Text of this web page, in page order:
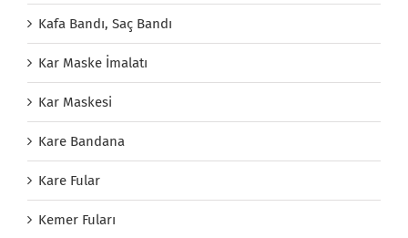
Kafa Bandı, Saç Bandı
Kar Maske İmalatı
Kar Maskesi
Kare Bandana
Kare Fular
Kemer Fuları